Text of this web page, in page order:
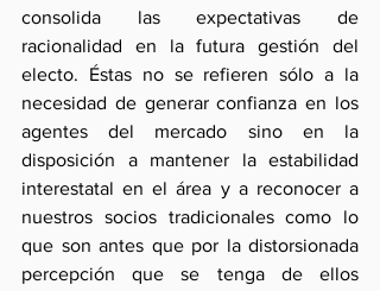
consolida las expectativas de
racionalidad en la futura gestión del
electo. Éstas no se refieren sólo a la
necesidad de generar confianza en los
agentes del mercado sino en la
disposición a mantener la estabilidad
interestatal en el área y a reconocer a
nuestros socios tradicionales como lo
que son antes que por la distorsionada
percepción que se tenga de ellos